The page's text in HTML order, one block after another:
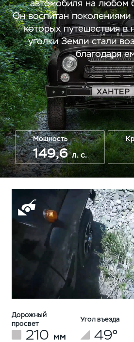
автомобиля на любом
Он воспитан поколениями
которых путешествия в
уголки Земли стали
благодаря
Мощность
149,6 л. с.
210 мм
Дорожный
просвет
49°
Угол въезда